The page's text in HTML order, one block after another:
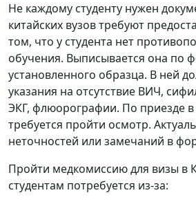
Не каждому студенту нужен
китайских вузов требуют
том, что у студента нет
обучения. Выписывается она по
установленного образца. В ней
указания на отсутствие ВИЧ,
ЭКГ, флюорографии. По приезде в
требуется пройти осмотр.
неточностей или замечаний в
Пройти медкомиссию для визы в
студентам потребуется из-за: